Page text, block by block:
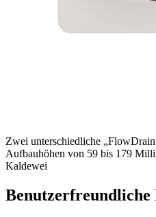
Zwei unterschiedliche
Aufbauhöhen von 59 bis 179
Kaldewei
Benutzerfreundliche